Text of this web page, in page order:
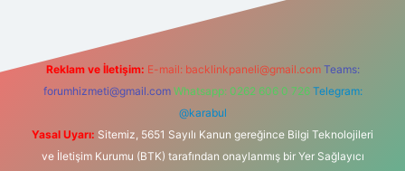
Reklam ve İletişim: E-mail: backlinkpaneli@gmail.com Teams:
forumhizmeti@gmail.com Whatsapp: 0262 606 0 726 Telegram:
@karabul
Yasal Uyarı: Sitemiz, 5651 Sayılı Kanun gereğince Bilgi Teknolojileri
ve İletişim Kurumu (BTK) tarafından onaylanmış bir Yer Sağlayıcı